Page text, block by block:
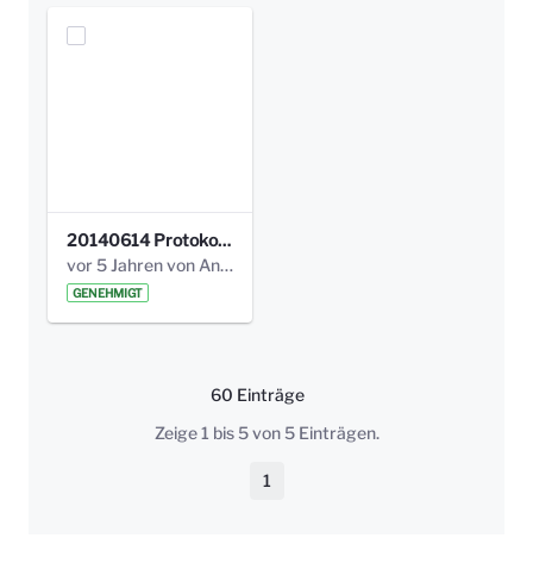
20140614 Protokoll Park Am Gesundheitsamt 00.pdf
vor 5 Jahren von Anni Schlumberger
GENEHMIGT
60 Einträge
Pro Seite
Zeige 1 bis 5 von 5 Einträgen.
Seite
1